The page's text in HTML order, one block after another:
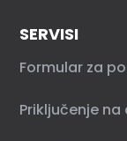
SERVISI
Formular za
Priključenje